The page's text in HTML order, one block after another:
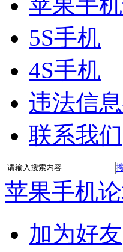
5S手机
4S手机
违法信
联系我们
苹果手机
加为好友